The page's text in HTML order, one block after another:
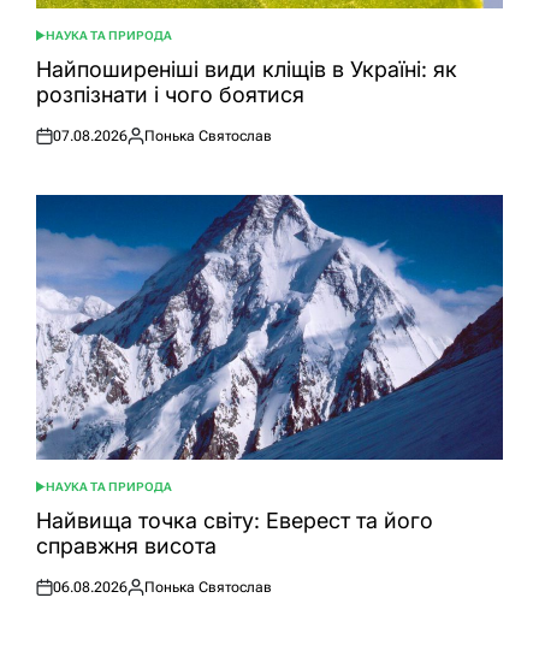
ОПУБЛІКУВАТИ
У
НАУКА ТА ПРИРОДА
Найпоширеніші види кліщів в Україні: як
розпізнати і чого боятися
Оприлюднено
07.08.2026
Опубліковано
Понька Святослав
ОПУБЛІКУВАТИ
У
НАУКА ТА ПРИРОДА
Найвища точка світу: Еверест та його
справжня висота
Оприлюднено
06.08.2026
Опубліковано
Понька Святослав